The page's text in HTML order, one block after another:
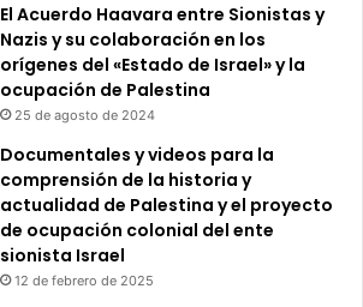
El Acuerdo Haavara entre Sionistas y
Nazis y su colaboración en los
orígenes del «Estado de Israel» y la
ocupación de Palestina
25 de agosto de 2024
Documentales y videos para la
comprensión de la historia y
actualidad de Palestina y el proyecto
de ocupación colonial del ente
sionista Israel
12 de febrero de 2025